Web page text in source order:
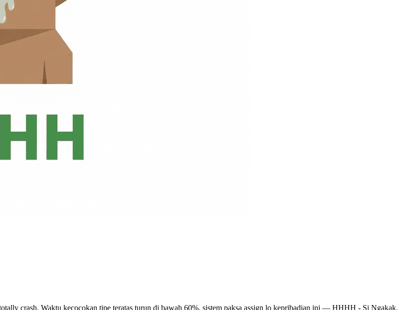
crash. Waktu kecocokan tipe teratas turun di bawah 60%, sistem paksa assign lo kepribadian ini — HHHH - Si Ngakak.